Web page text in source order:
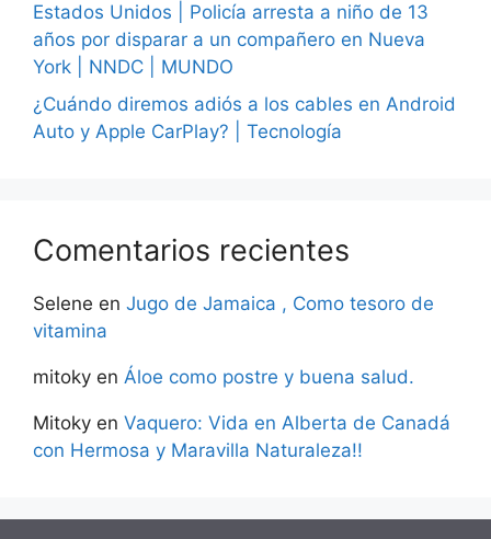
Estados Unidos | Policía arresta a niño de 13
años por disparar a un compañero en Nueva
York | NNDC | MUNDO
¿Cuándo diremos adiós a los cables en Android
Auto y Apple CarPlay? | Tecnología
Comentarios recientes
Selene en Jugo de Jamaica , Como tesoro de
vitamina
mitoky en Áloe como postre y buena salud.
Mitoky en Vaquero: Vida en Alberta de Canadá
con Hermosa y Maravilla Naturaleza!!